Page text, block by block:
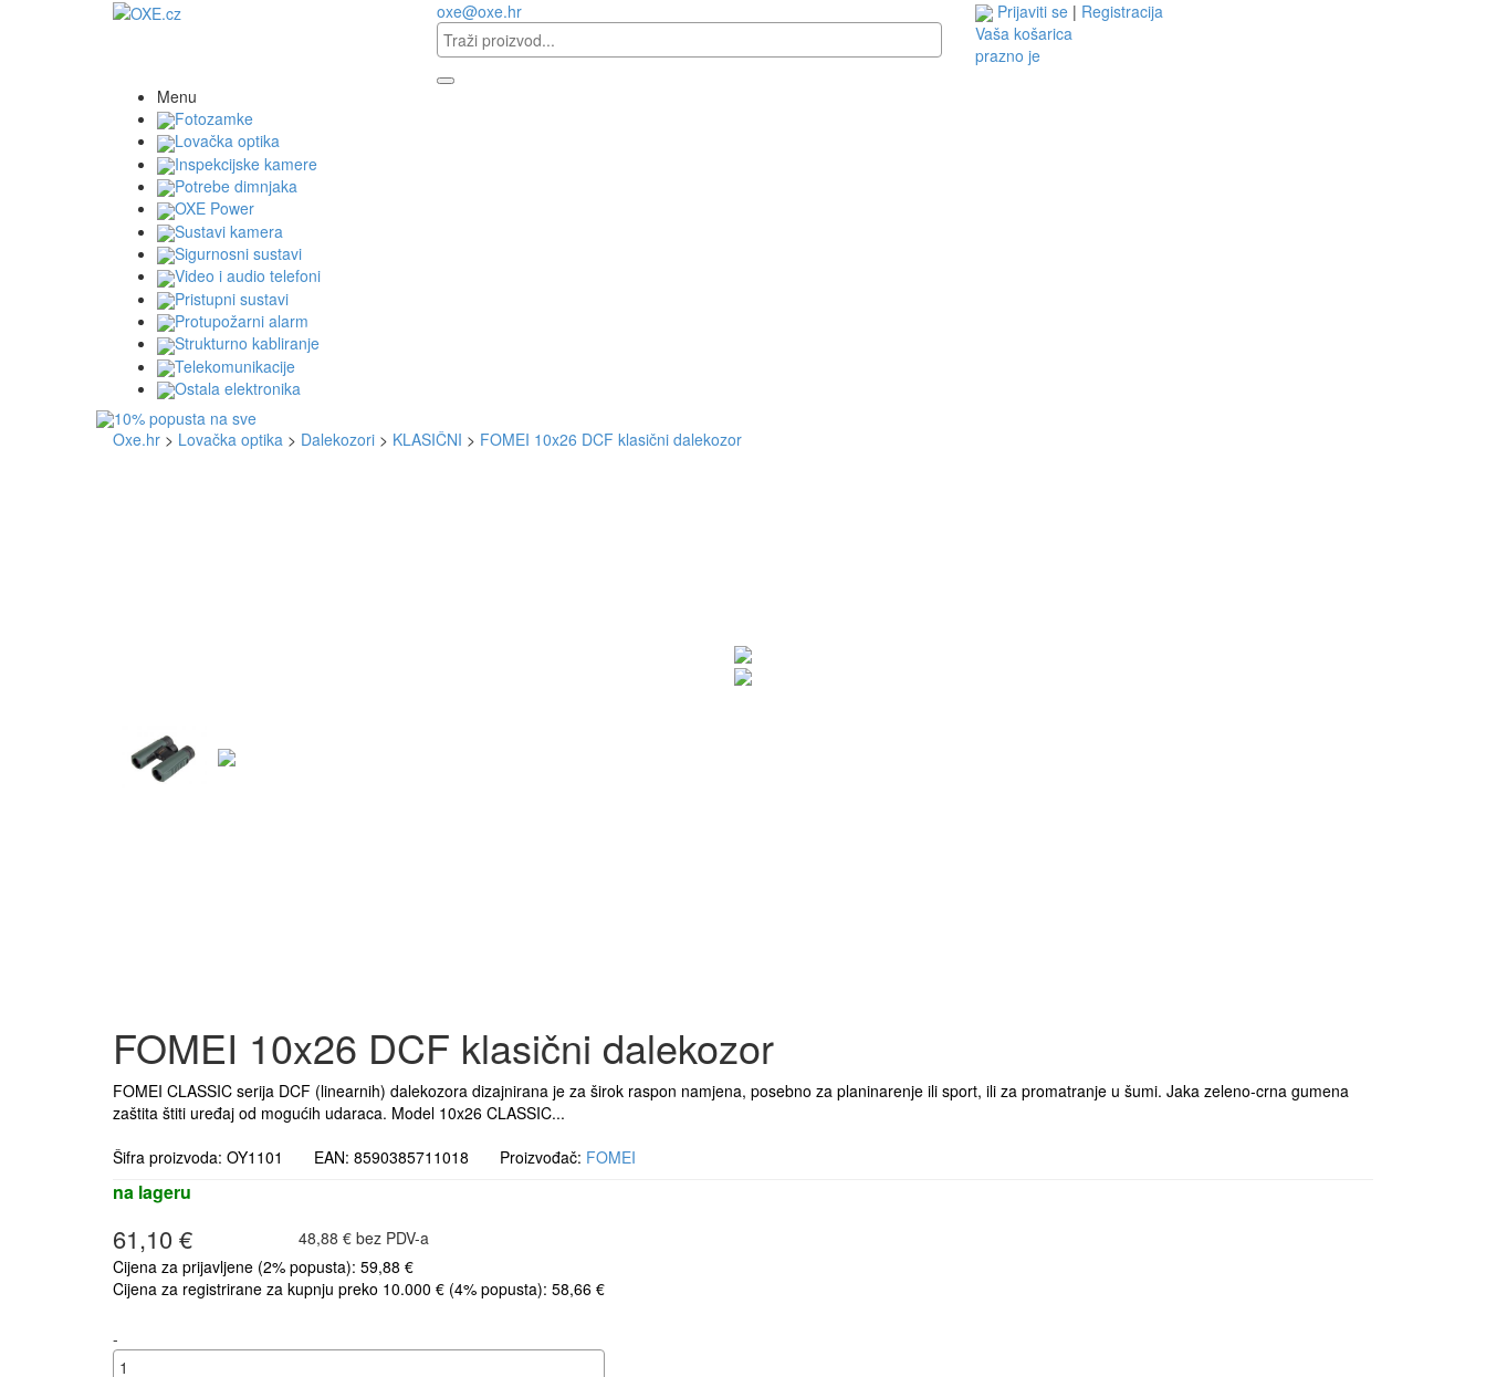
oxe@oxe.hr Prijaviti se | Registracija
Vaša košarica
prazno je
Menu
Fotozamke
Lovačka optika
Inspekcijske kamere
Potrebe dimnjaka
OXE Power
Sustavi kamera
Sigurnosni sustavi
Video i audio telefoni
Pristupni sustavi
Protupožarni alarm
Strukturno kabliranje
Telekomunikacije
Ostala elektronika
Oxe.hr > Lovačka optika > Dalekozori > KLASIČNI > FOMEI 10x26 DCF klasični dalekozor
FOMEI 10x26 DCF klasični dalekozor
FOMEI CLASSIC serija DCF (linearnih) dalekozora dizajnirana je za širok raspon namjena, posebno za planinarenje ili sport, ili za promatranje u šumi. Jaka zeleno-crna gumena
zaštita štiti uređaj od mogućih udaraca. Model 10x26 CLASSIC...
Šifra proizvoda: OY1101 EAN: 8590385711018 Proizvođač: FOMEI
na lageru
61,10 €
48,88 € bez PDV-a
Cijena za prijavljene (2% popusta): 59,88 €
Cijena za registrirane za kupnju preko 10.000 € (4% popusta): 58,66 €
-